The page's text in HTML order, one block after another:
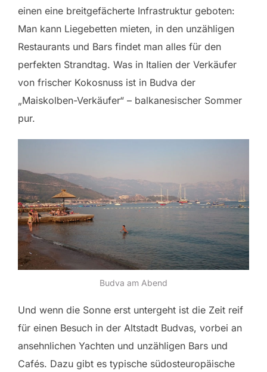
einen eine breitgefächerte Infrastruktur geboten:
Man kann Liegebetten mieten, in den unzähligen
Restaurants und Bars findet man alles für den
perfekten Strandtag. Was in Italien der Verkäufer
von frischer Kokosnuss ist in Budva der
„Maiskolben-Verkäufer“ – balkanesischer Sommer
pur.
Budva am Abend
Und wenn die Sonne erst untergeht ist die Zeit reif
für einen Besuch in der Altstadt Budvas, vorbei an
ansehnlichen Yachten und unzähligen Bars und
Cafés. Dazu gibt es typische südosteuropäische